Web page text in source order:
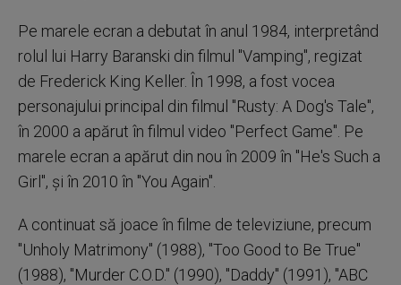
Pe marele ecran a debutat în anul 1984, interpretând
rolul lui Harry Baranski din filmul "Vamping", regizat
de Frederick King Keller. În 1998, a fost vocea
personajului principal din filmul "Rusty: A Dog's Tale",
în 2000 a apărut în filmul video "Perfect Game". Pe
marele ecran a apărut din nou în 2009 în "He's Such a
Girl", şi în 2010 în "You Again".
A continuat să joace în filme de televiziune, precum
"Unholy Matrimony" (1988), "Too Good to Be True"
(1988), "Murder C.O.D." (1990), "Daddy" (1991), "ABC